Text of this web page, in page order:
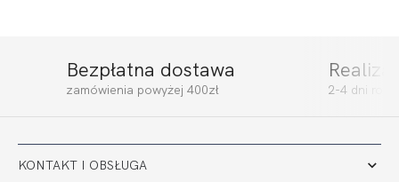
KIARA BRASSIERE
S-CLASS TOP
Bezpłatna dostawa
zamówienia powyżej 400zł 2-4 dni
KONTAKT I OBSŁUGA